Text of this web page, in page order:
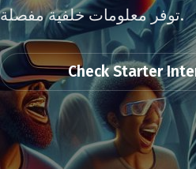
توفر معلومات خلفية مفصلة.
Check Starter